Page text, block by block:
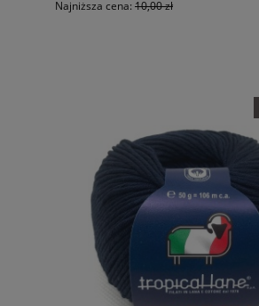
Najniższa cena: 10,00 zł